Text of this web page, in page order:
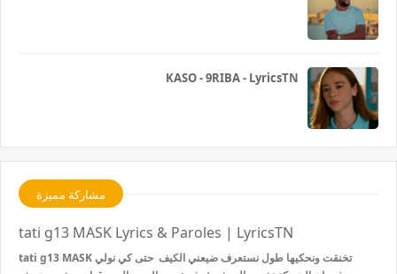
KASO - 9RIBA - LyricsTN
مشاركة مميزة
tati g13 MASK Lyrics & Paroles | LyricsTN
tati g13 MASK تخنقت ونحكيها طول نستعرف ضيعني الكيف حتى كي نولي